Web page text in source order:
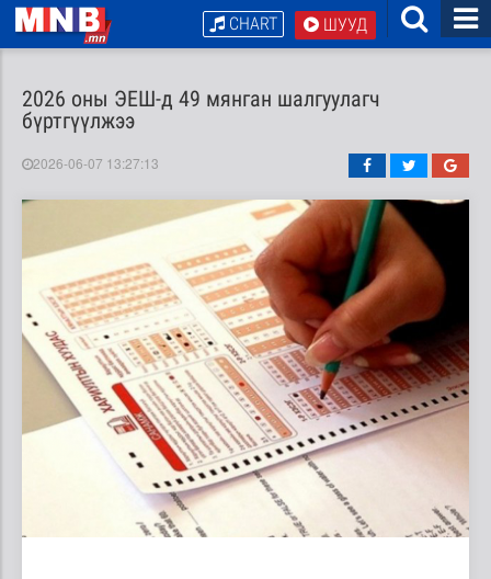
ШУУД
CHART
2026 оны ЭЕШ-д 49 мянган шалгуулагч
бүртгүүлжээ
2026-06-07 13:27:13